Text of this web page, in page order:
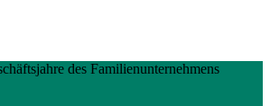
des Familienunternehmens